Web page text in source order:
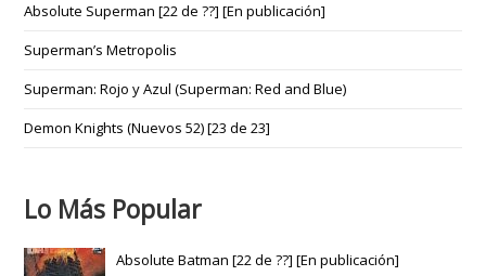
Absolute Superman [22 de ??] [En publicación]
Superman’s Metropolis
Superman: Rojo y Azul (Superman: Red and Blue)
Demon Knights (Nuevos 52) [23 de 23]
Lo Más Popular
Absolute Batman [22 de ??] [En publicación]